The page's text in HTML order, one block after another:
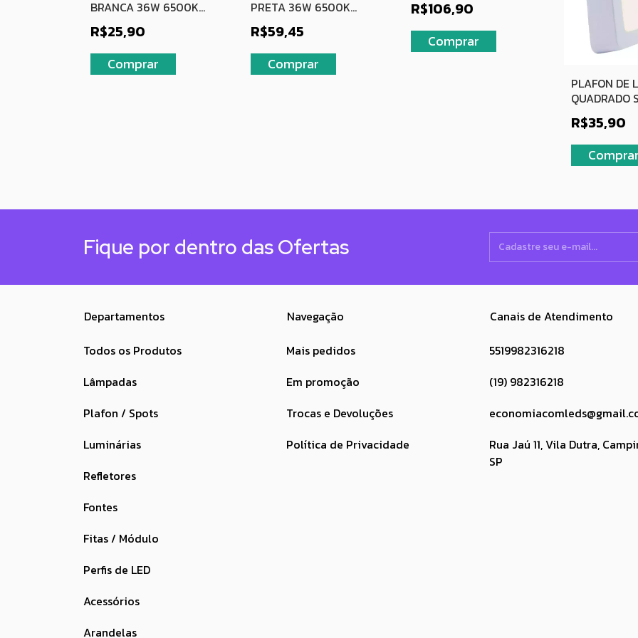
BRANCA 36W 6500K
BRANCO FRIO BIVOLT
R$25,90
PRETA 36W 6500K
BRANCO FRIO BIVOLT
R$59,45
3000K BRANCO QUENTE
R$106,90
PLAFON DE
QUADRADO
BRANCO
BRANCO
R$35,90
Fique por dentro das Ofertas
Departamentos
Todos os Produtos
Lâmpadas
Plafon / Spots
Luminárias
Refletores
Fontes
Fitas / Módulo
Perfis de LED
Acessórios
Arandelas
Navegação
Mais pedidos
Em promoção
Trocas e Devoluções
Política de Privacidade
Canais de Atendimento
5519982316218
(19) 982316218
Rua Jaú 11, Vila Dutra,
SP